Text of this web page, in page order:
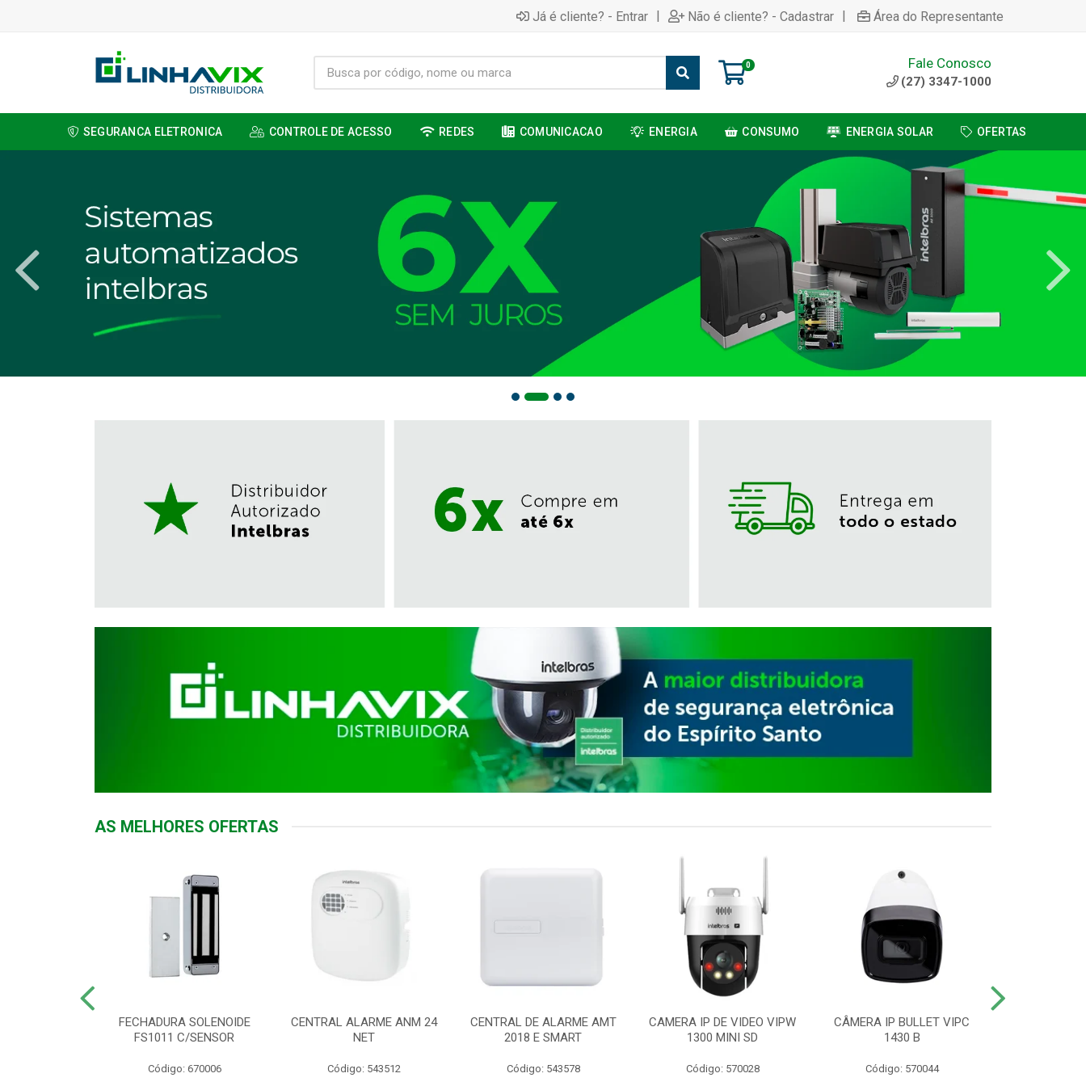
Já é cliente? - Entrar | Não é cliente? - Cadastrar | Área do Representante
0 Fale Conosco
(27) 3347-1000
SEGURANCA ELETRONICA CONTROLE DE ACESSO REDES COMUNICACAO ENERGIA CONSUMO ENERGIA SOLAR OFERTAS
AS MELHORES OFERTAS
FECHADURA SOLENOIDE
FS1011 C/SENSOR
Código: 670006
CENTRAL ALARME ANM 24
NET
Código: 543512
CENTRAL DE ALARME AMT
2018 E SMART
Código: 543578
CAMERA IP DE VIDEO VIPW
1300 MINI SD
Código: 570028
CÂMERA IP BULLET VIPC
1430 B
Código: 570044